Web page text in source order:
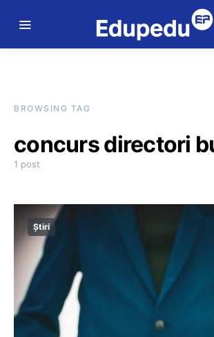
BROWSING TAG
concurs directori
1 post
Știri